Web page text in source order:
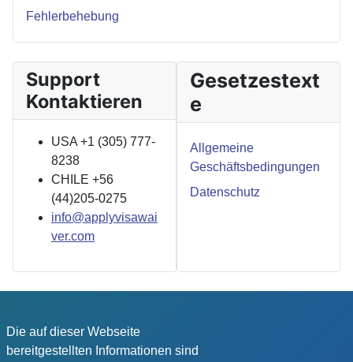
Fehlerbehebung
Support
Kontaktieren
USA +1 (305) 777-
8238
CHILE +56
(44)205-0275
info@applyvisawai
ver.com
Gesetzestext
e
Allgemeine
Geschäftsbedingungen
Datenschutz
Die auf dieser Webseite
bereitgestellten Informationen sind